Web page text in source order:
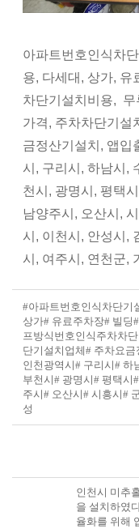
아파트번호인식차
용, 다세대, 상가, 유
차단기설치비용, 무
가격, 주차차단기설
금정산기설치, 앱입
시, 구리시, 하남시,
천시, 광명시, 평택
남양주시, 오산시,
시, 이천시, 안성시,
시, 여주시, 연천군,
#아파트번호인식차단기
상가# 유료주차장# 빌딩
프방식번호인식주차차
단기설치업체# 주차요금
인천광역시# 구리시# 하
부천시# 광명시# 평택시
주시# 오산시# 시흥시#
성
인천시 미추
을 설치하였
율화를 위해